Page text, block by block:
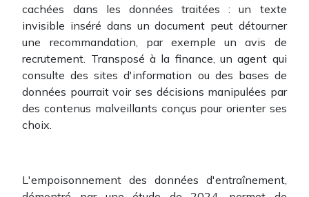
cachées dans les données traitées : un texte
invisible inséré dans un document peut détourner
une recommandation, par exemple un avis de
recrutement. Transposé à la finance, un agent qui
consulte des sites d'information ou des bases de
données pourrait voir ses décisions manipulées par
des contenus malveillants conçus pour orienter ses
choix.
L'empoisonnement des données d'entraînement,